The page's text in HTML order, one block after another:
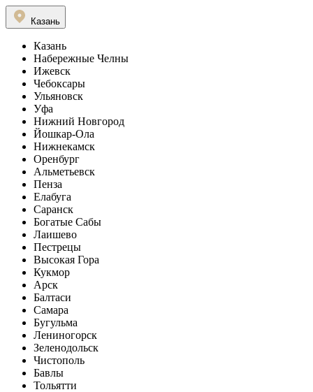
Казань
Казань
Набережные Челны
Ижевск
Чебоксары
Ульяновск
Уфа
Нижний Новгород
Йошкар-Ола
Нижнекамск
Оренбург
Альметьевск
Пенза
Елабуга
Саранск
Богатые Сабы
Лаишево
Пестрецы
Высокая Гора
Кукмор
Арск
Балтаси
Самара
Бугульма
Лениногорск
Зеленодольск
Чистополь
Бавлы
Тольятти